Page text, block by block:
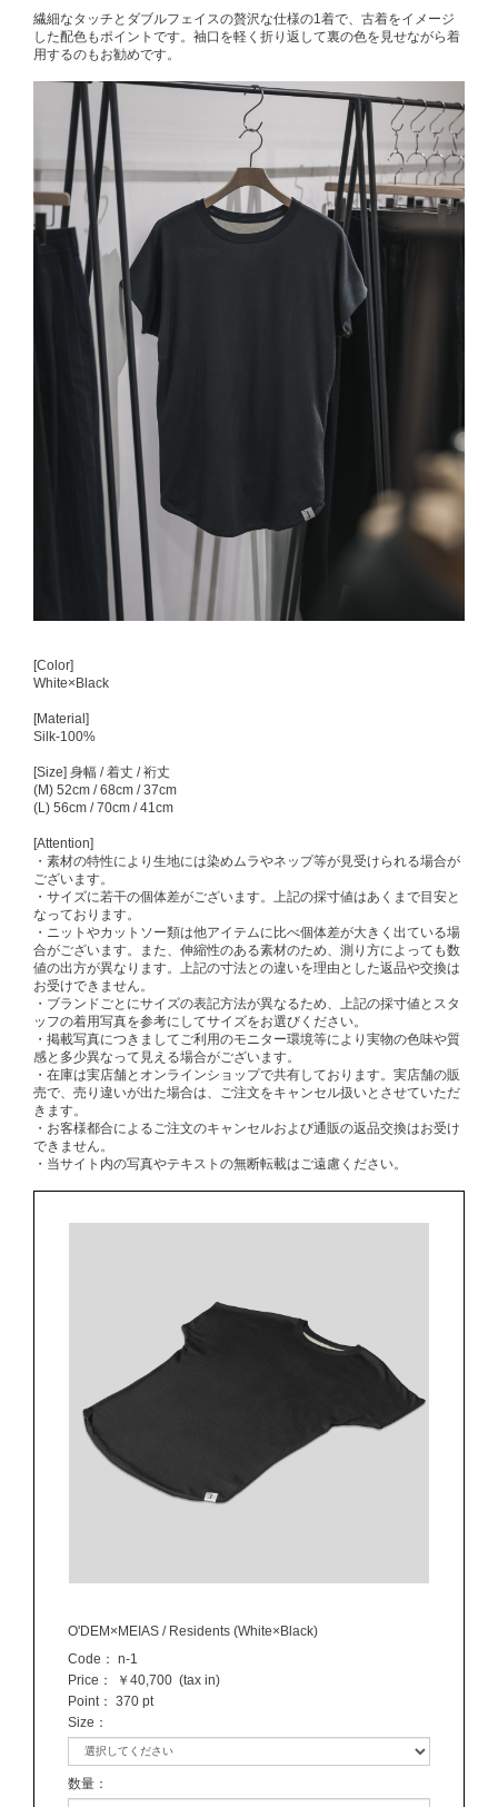
繊細なタッチとダブルフェイスの贅沢な仕様の1着で、古着をイメージ
した配色もポイントです。袖口を軽く折り返して裏の色を見せながら着
用するのもお勧めです。
[Color]
White×Black
[Material]
Silk-100%
[Size] 身幅 / 着丈 / 裄丈
(M) 52cm / 68cm / 37cm
(L) 56cm / 70cm / 41cm
[Attention]
・素材の特性により生地には染めムラやネップ等が見受けられる場合が
ございます。
・サイズに若干の個体差がございます。上記の採寸値はあくまで目安と
なっております。
・ニットやカットソー類は他アイテムに比べ個体差が大きく出ている場
合がございます。また、伸縮性のある素材のため、測り方によっても数
値の出方が異なります。上記の寸法との違いを理由とした返品や交換は
お受けできません。
・ブランドごとにサイズの表記方法が異なるため、上記の採寸値とスタ
ッフの着用写真を参考にしてサイズをお選びください。
・掲載写真につきましてご利用のモニター環境等により実物の色味や質
感と多少異なって見える場合がございます。
・在庫は実店舗とオンラインショップで共有しております。実店舗の販
売で、売り違いが出た場合は、ご注文をキャンセル扱いとさせていただ
きます。
・お客様都合によるご注文のキャンセルおよび通販の返品交換はお受け
できません。
・当サイト内の写真やテキストの無断転載はご遠慮ください。
O'DEM×MEIAS / Residents (White×Black)
Code： n-1
Price：
￥40,700 (tax in)
Point： 370 pt
Size ：
数量 ：